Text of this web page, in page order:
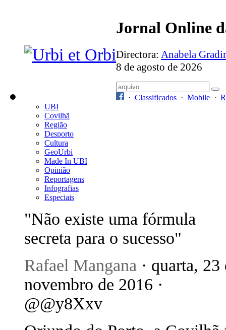
Jornal Online
Directora: Anabela
8 de agosto de 2026
· Classificados · Mobile ·
UBI
Covilhã
Região
Desporto
Cultura
GeoUrbi
Made In UBI
Opinião
Reportagens
Infografias
Especiais
"Não existe uma fórmula
secreta para o sucesso"
Rafael Mangana · quarta, 23
novembro de 2016 ·
@@y8Xxv